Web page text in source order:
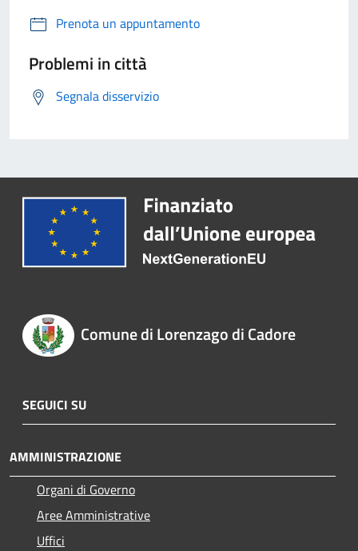
Prenota un appuntamento
Problemi in città
Segnala disservizio
Comune di Lorenzago di Cadore
SEGUICI SU
AMMINISTRAZIONE
Organi di Governo
Aree Amministrative
Uffici